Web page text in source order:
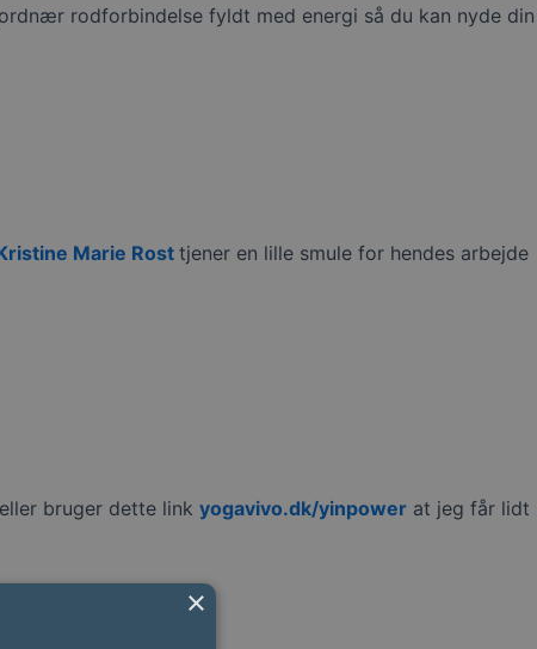
rodforbindelse fyldt med energi så du kan nyde din
Marie Rosttjener en lille smule for hendes arbejde
bruger dette link yogavivo.dk/yinpower at jeg får lidt
×